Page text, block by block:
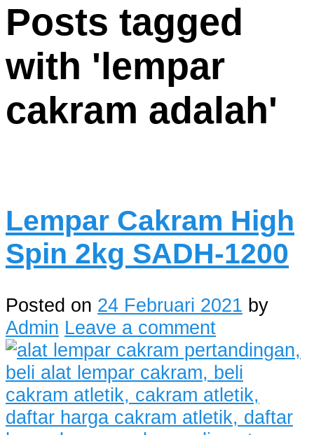
Posts tagged
with 'lempar
cakram adalah'
Lempar Cakram High
Spin 2kg SADH-1200
Posted on 24 Februari 2021 by
Admin Leave a comment